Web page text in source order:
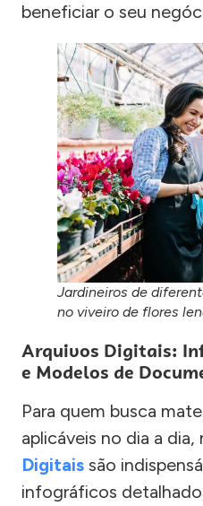
beneficiar o seu
Jardineiros de
no viveiro de flores
Arquivos Digitais:
e Modelos de
Para quem busca
aplicáveis no dia a dia,
Digitais são
infográficos